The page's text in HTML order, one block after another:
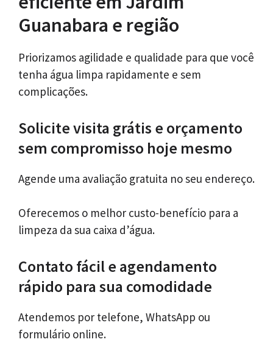
Guanabara e região
Priorizamos agilidade e qualidade para que você
tenha água limpa rapidamente e sem
complicações.
Solicite visita grátis e orçamento
sem compromisso hoje mesmo
Agende uma avaliação gratuita no seu endereço.
Oferecemos o melhor custo-benefício para a
limpeza da sua caixa d’água.
Contato fácil e agendamento
rápido para sua comodidade
Atendemos por telefone, WhatsApp ou
formulário online.